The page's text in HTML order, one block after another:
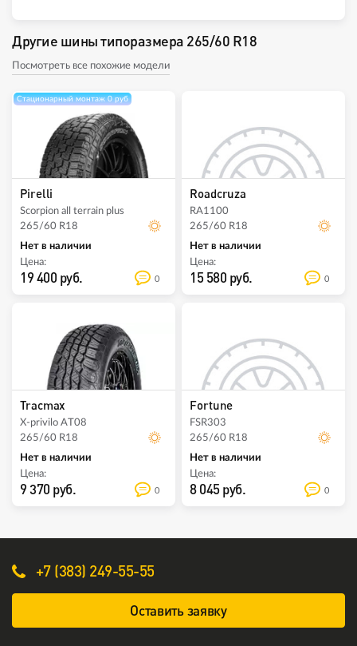
Другие шины типоразмера 265/60 R18
Посмотреть все похожие модели
Стационарный монтаж 0 руб
Pirelli
Scorpion all terrain plus
265/60 R18
Нет в наличии
Цена:
19 400 руб. 0
Roadcruza
RA1100
265/60 R18
Нет в наличии
Цена:
15 580 руб. 0
Tracmax
X-privilo AT08
265/60 R18
Нет в наличии
Цена:
9 370 руб. 0
Fortune
FSR303
265/60 R18
Нет в наличии
Цена:
8 045 руб. 0
+7 (383) 249-55-55
Оставить заявку